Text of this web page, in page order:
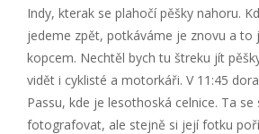
Indy, kterak se plahočí pěšky nahoru.
jedeme zpět, potkáváme je znovu a to
kopcem. Nechtěl bych tu štreku jít
vidět i cyklisté a motorkáři. V 11:45
Passu, kde je lesothoská celnice. Ta se
fotografovat, ale stejně si její fotku